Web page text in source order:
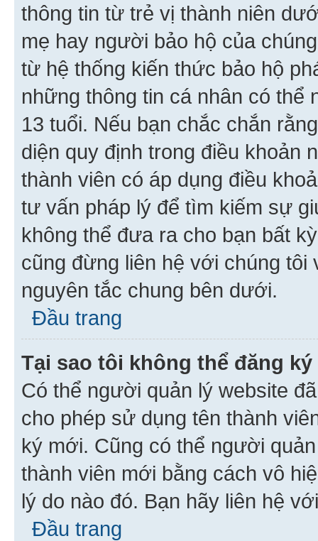
thông tin từ trẻ vị thành niên
mẹ hay người bảo hộ của
từ hệ thống kiến thức bảo hộ
những thông tin cá nhân có thể
13 tuổi. Nếu bạn chắc chắn
diện quy định trong điều khoản
thành viên có áp dụng điều
tư vấn pháp lý để tìm kiếm sự
không thể đưa ra cho bạn bất
cũng đừng liên hệ với chúng
nguyên tắc chung bên dưới.
Đầu trang
Tại sao tôi không thể đăng
Có thể người quản lý website
cho phép sử dụng tên thành
ký mới. Cũng có thể người
thành viên mới bằng cách vô
lý do nào đó. Bạn hãy liên hệ
Đầu trang